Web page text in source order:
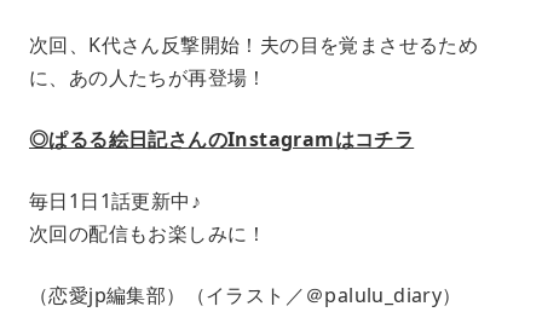
次回、K代さん反撃開始！夫の目を覚まさせるため
に、あの人たちが再登場！
◎ぱるる絵日記さんのInstagramはコチラ
毎日1日1話更新中♪
次回の配信もお楽しみに！
（恋愛jp編集部）（イラスト／＠palulu_diary）